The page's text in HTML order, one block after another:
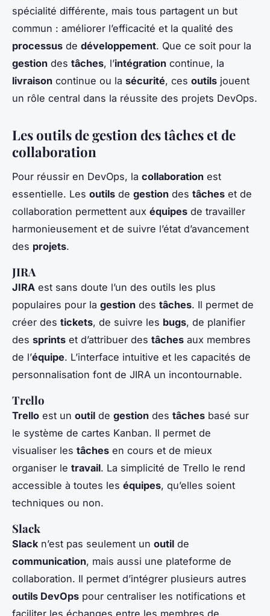
spécialité différente, mais tous partagent un but
commun : améliorer l’efficacité et la qualité des
processus de développement. Que ce soit pour la
gestion des tâches, l’intégration continue, la
livraison continue ou la sécurité, ces outils jouent
un rôle central dans la réussite des projets DevOps.
Les outils de gestion des tâches et de
collaboration
Pour réussir en DevOps, la collaboration est
essentielle. Les outils de gestion des tâches et de
collaboration permettent aux équipes de travailler
harmonieusement et de suivre l’état d’avancement
des projets.
JIRA
JIRA est sans doute l’un des outils les plus
populaires pour la gestion des tâches. Il permet de
créer des tickets, de suivre les bugs, de planifier
des sprints et d’attribuer des tâches aux membres
de l’équipe. L’interface intuitive et les capacités de
personnalisation font de JIRA un incontournable.
Trello
Trello est un outil de gestion des tâches basé sur
le système de cartes Kanban. Il permet de
visualiser les tâches en cours et de mieux
organiser le travail. La simplicité de Trello le rend
accessible à toutes les équipes, qu’elles soient
techniques ou non.
Slack
Slack n’est pas seulement un outil de
communication, mais aussi une plateforme de
collaboration. Il permet d’intégrer plusieurs autres
outils DevOps pour centraliser les notifications et
faciliter les échanges entre les membres de